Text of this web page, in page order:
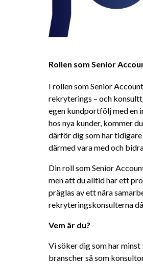
Rollen som Senior
I rollen som Senior
rekryterings – och
egen kundportfölj med en
hos nya kunder, kommer
därför dig som har
därmed vara med och
Din roll som Senior
men att du alltid har ett
präglas av ett nära
rekryteringskonsulterna
Vem är du?
Vi söker dig som har
branscher så som